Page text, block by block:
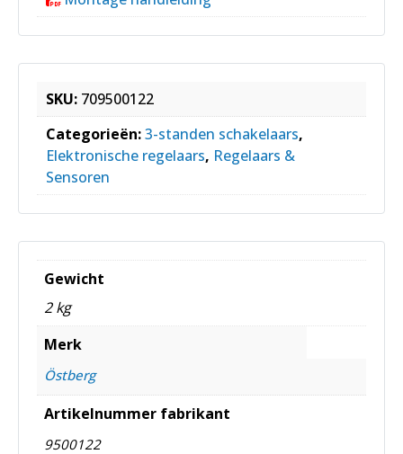
SKU: 709500122
Categorieën:3-standen schakelaars,
Elektronische regelaars, Regelaars &
Sensoren
Gewicht
2 kg
Merk
Östberg
Artikelnummer fabrikant
9500122